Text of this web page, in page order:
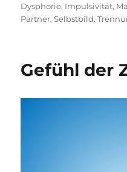
Dysphorie, Impulsivität,
Partner,Selbstbild.
Gefühl der